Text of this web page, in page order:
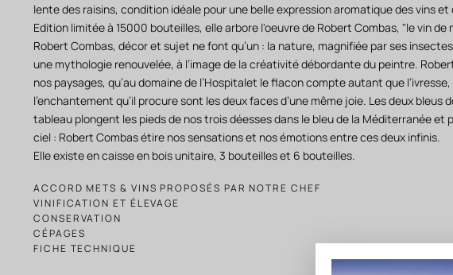
lente des raisins, condition idéale pour une belle expression aromatique des vins et
Edition limitée à 15000 bouteilles, elle arbore l'oeuvre de Robert Combas, "le vin de
Robert Combas, décor et sujet ne font qu’un : la nature, magnifiée par ses
une mythologie renouvelée, à l’image de la créativité débordante du peintre.
nos paysages, qu’au domaine de l’Hospitalet le flacon compte autant que
l’enchantement qu’il procure sont les deux faces d’une même joie. Les deux bleus
tableau plongent les pieds de nos trois déesses dans le bleu de la Méditerranée et
ciel : Robert Combas étire nos sensations et nos émotions entre ces deux infinis.
Elle existe en caisse en bois unitaire, 3 bouteilles et 6 bouteilles.
ACCORD METS & VINS PROPOSÉS PAR NOTRE CHEF
VINIFICATION ET ÉLEVAGE
CONSERVATION
CÉPAGES
FICHE TECHNIQUE